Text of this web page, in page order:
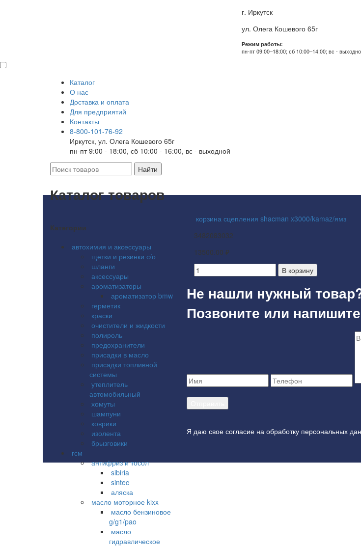
г. Иркутск
ул. Олега Кошевого 65г
Режим работы:
пн-пт 09:00–18:00; сб 10:00–14:00; вс -
Каталог
О нас
Доставка и оплата
Для предприятий
Контакты
8-800-101-76-92
Иркутск, ул. Олега Кошевого 65г
пн-пт 9:00 - 18:00, сб 10:00 - 16:00, вс - выходной
Каталог товаров
Категории
автохимия и аксессуары
щетки и резинки с/о
шланги
аксессуары
ароматизаторы
ароматизатор bmw
герметик
краски
очистители и жидкости
полироль
предохранители
присадки в масло
присадки топливной
системы
утеплитель
автомобильный
хомуты
шампуни
коврики
изолента
брызговики
гсм
антифриз и тосол
sibiria
sintec
аляска
масло моторное kixx
масло бензиновое
g/g1/pao
масло
гидравлическое
корзина сцепления shacman x3000/kamaz/ямз
3482083032
13500.00 ₽
В корзину
Не нашли нужный
Позвоните или
Я даю свое согласие на обработку персональных